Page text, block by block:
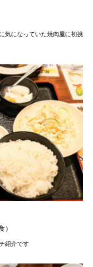
気になっていた焼肉屋に初挑
紹介です